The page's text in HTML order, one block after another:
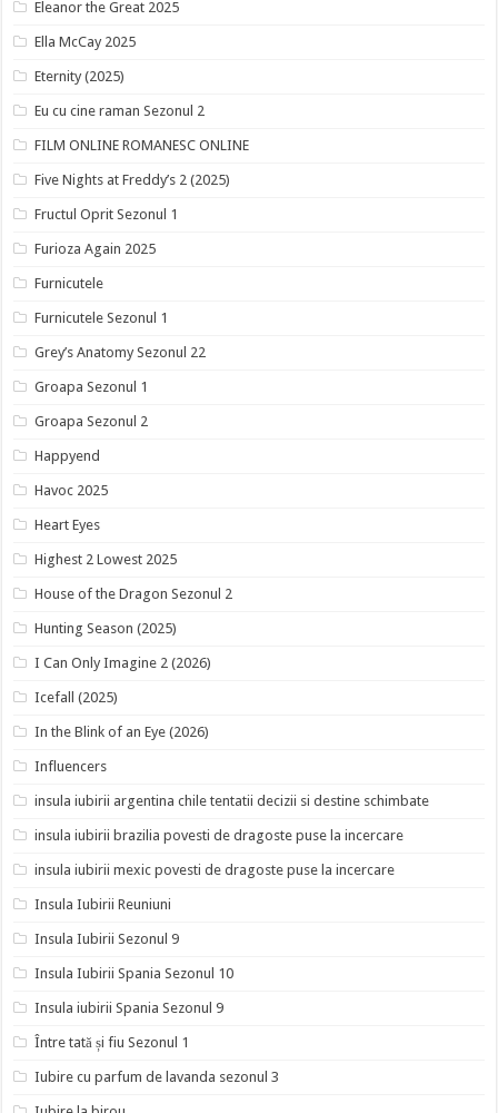
Eleanor the Great 2025
Ella McCay 2025
Eternity (2025)
Eu cu cine raman Sezonul 2
FILM ONLINE ROMANESC ONLINE
Five Nights at Freddy’s 2 (2025)
Fructul Oprit Sezonul 1
Furioza Again 2025
Furnicutele
Furnicutele Sezonul 1
Grey’s Anatomy Sezonul 22
Groapa Sezonul 1
Groapa Sezonul 2
Happyend
Havoc 2025
Heart Eyes
Highest 2 Lowest 2025
House of the Dragon Sezonul 2
Hunting Season (2025)
I Can Only Imagine 2 (2026)
Icefall (2025)
In the Blink of an Eye (2026)
Influencers
insula iubirii argentina chile tentatii decizii si destine schimbate
insula iubirii brazilia povesti de dragoste puse la incercare
insula iubirii mexic povesti de dragoste puse la incercare
Insula Iubirii Reuniuni
Insula Iubirii Sezonul 9
Insula Iubirii Spania Sezonul 10
Insula iubirii Spania Sezonul 9
Între tată și fiu Sezonul 1
Iubire cu parfum de lavanda sezonul 3